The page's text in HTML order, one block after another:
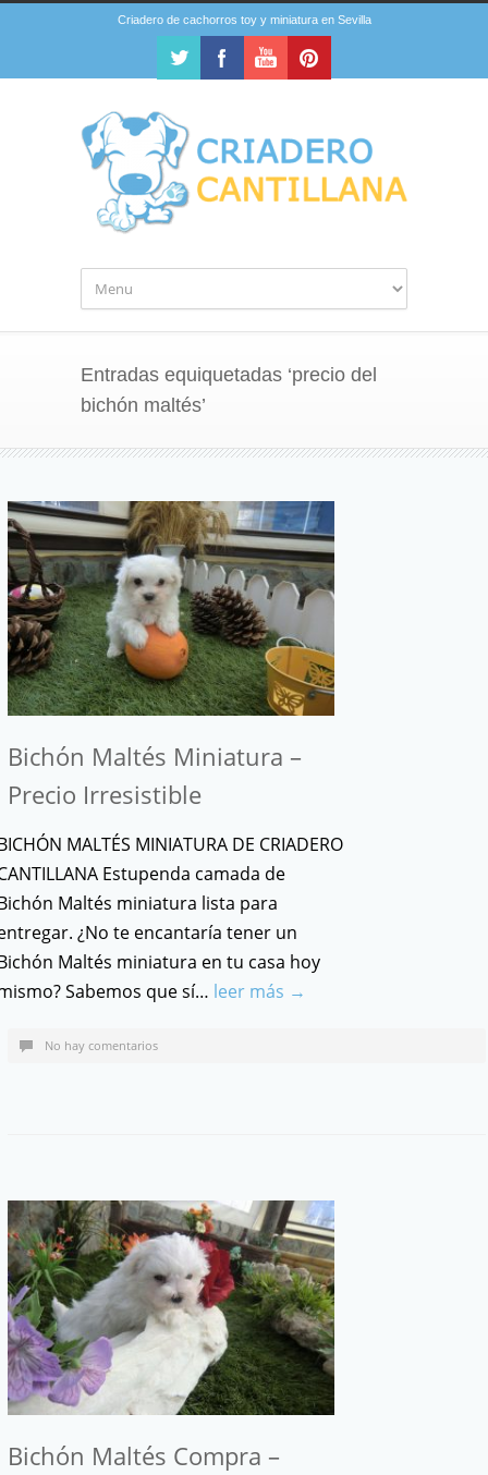
Criadero de cachorros toy y miniatura en Sevilla
Entradas equiquetadas ‘precio del
bichón maltés’
Bichón Maltés Miniatura –
Precio Irresistible
MALTÉS MINIATURA DE CRIADERO
Estupenda camada de
Maltés miniatura lista para
¿No te encantaría tener un
Maltés miniatura en tu casa hoy
Sabemos que sí… leer más →
No hay comentarios
Bichón Maltés Compra –